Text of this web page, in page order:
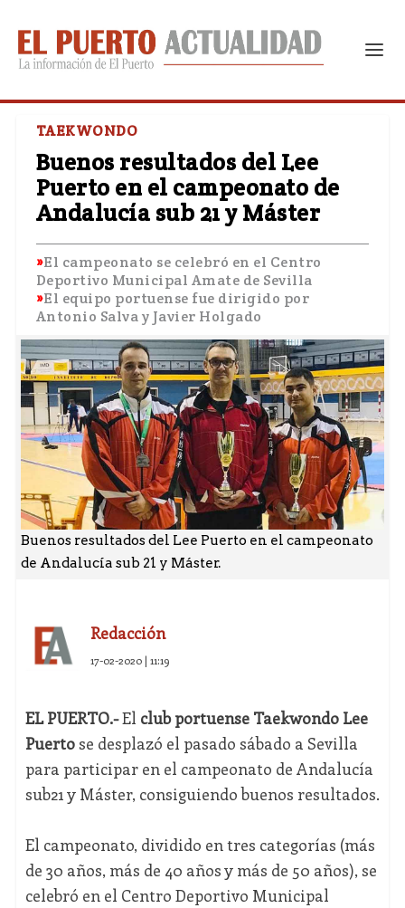
TAEKWONDO
Buenos resultados del Lee
Puerto en el campeonato de
Andalucía sub 21 y Máster
El campeonato se celebró en el Centro
Deportivo Municipal Amate de Sevilla
El equipo portuense fue dirigido por
Antonio Salva y Javier Holgado
Buenos resultados del Lee Puerto en el campeonato
de Andalucía sub 21 y Máster.
Redacción
17-02-2020 | 11:19
EL PUERTO.-El club portuense Taekwondo Lee
Puertose desplazó el pasado sábado a Sevilla
para participar en el campeonato de Andalucía
sub21 y Máster, consiguiendo buenos resultados.
El campeonato, dividido en tres categorías (más
de 30 años, más de 40 años y más de 50 años), se
celebró en el Centro Deportivo Municipal